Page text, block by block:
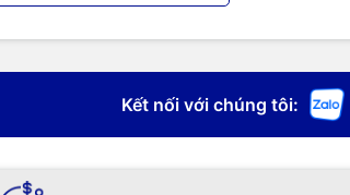
Kết nối với chúng tôi: